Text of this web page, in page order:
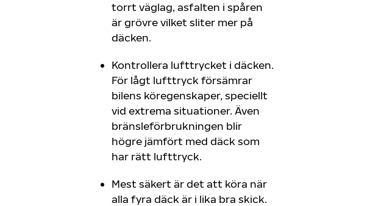
torrt väglag, asfalten i spåren
är grövre vilket sliter mer på
däcken.
Kontrollera lufttrycket i däcken.
För lågt lufttryck försämrar
bilens köregenskaper, speciellt
vid extrema situationer. Även
bränsleförbrukningen blir
högre jämfört med däck som
har rätt lufttryck.
Mest säkert är det att köra när
alla fyra däck är i lika bra skick.